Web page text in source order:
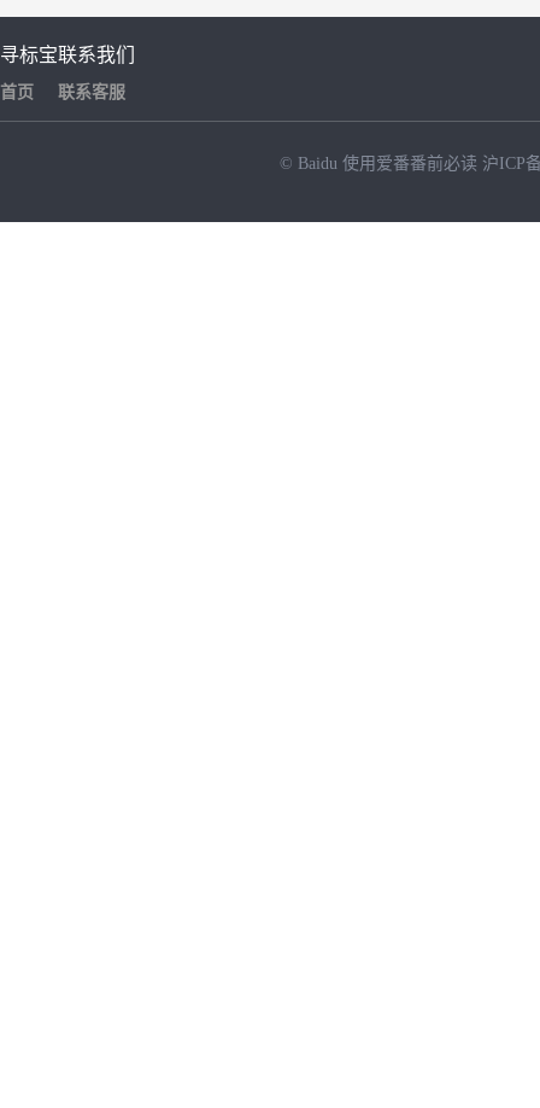
寻标宝
首页
联系我们
联系客服
© Baidu 使用爱番番前必读 沪ICP